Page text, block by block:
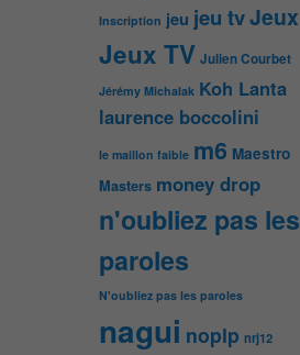
Inscription jeu jeu tvJeux
Jeux TV Julien Courbet
Jérémy Michalak Koh Lanta
laurence boccolini
le maillon faible m6 Maestro
Masters money drop
n'oubliez pas les
paroles
N'oubliez pas les paroles
nagui noplp nrj12